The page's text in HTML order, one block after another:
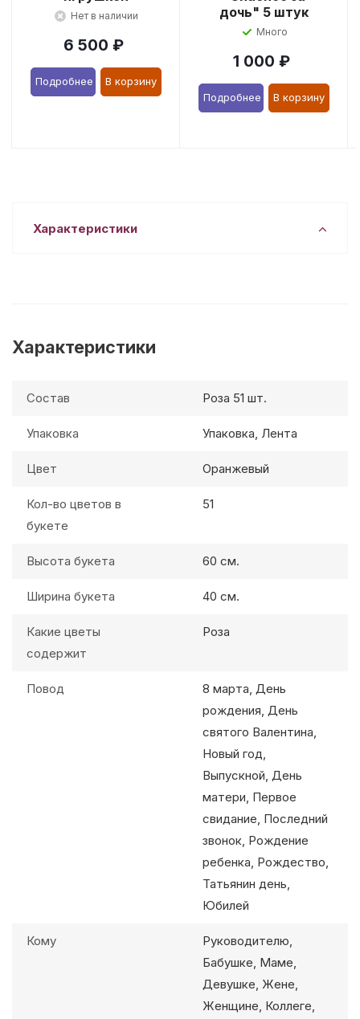
Нет в наличии
6 500 ₽
Подробнее В корзину
дочь" 5 штук
Много
1 000 ₽
Подробнее В корзину
Характеристики
Характеристики
Состав Роза 51 шт.
Упаковка Упаковка, Лента
Цвет Оранжевый
Кол-во цветов в
букете
51
Высота букета 60 см.
Ширина букета 40 см.
Какие цветы
содержит
Роза
Повод
8 марта, День
рождения, День
святого Валентина,
Новый год,
Выпускной, День
матери, Первое
свидание, Последний
звонок, Рождение
ребенка, Рождество,
Татьянин день,
Юбилей
Кому
Руководителю,
Бабушке, Маме,
Девушке, Жене,
Женщине, Коллеге,